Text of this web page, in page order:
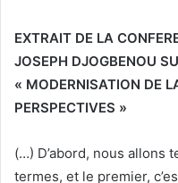
EXTRAIT DE LA
JOSEPH DJOGBENOU
« MODERNISATION DE
PERSPECTIVES »
(…) D’abord, nous allons
termes, et le premier,